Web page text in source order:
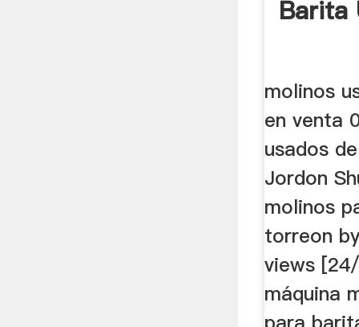
Barita
molinos
en venta
usados
Jordon
molinos
torreon
views
máquina